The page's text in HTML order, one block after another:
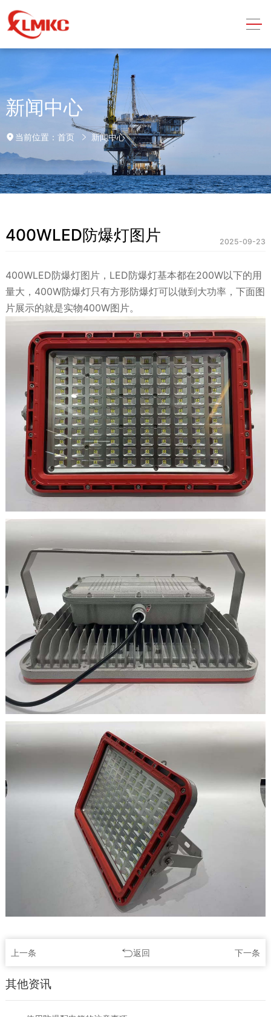
新闻中心
当前位置： 首页 新闻中心
400WLED防爆灯图片 2025-09-23
400WLED防爆灯图片，LED防爆灯基本都在200W以下的用
量大，400W防爆灯只有方形防爆灯可以做到大功率，下面图
片展示的就是实物400W图片。
上一条 返回 下一条
其他资讯